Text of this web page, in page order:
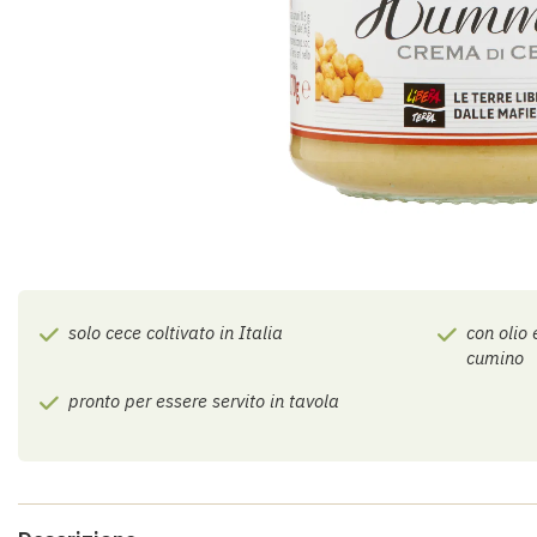
della
galleria
immagini
solo cece coltivato in Italia
con olio
cumino
pronto per essere servito in tavola